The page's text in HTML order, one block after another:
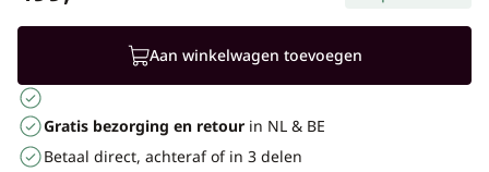
Aan winkelwagen toevoegen
Gratis bezorging en retour in NL & BE
Betaal direct, achteraf of in 3 delen